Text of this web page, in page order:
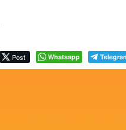
Post Whatsapp